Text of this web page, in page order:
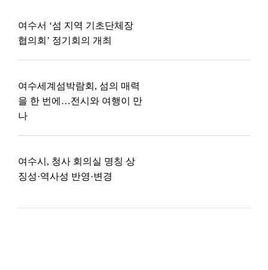
여수서 ‘섬 지역 기초단체장
협의회’ 정기회의 개최
여수세계섬박람회, 섬의 매력
을 한 번에…전시와 여행이 만
나
여수시, 청사 회의실 명칭 상
징성·역사성 반영·변경